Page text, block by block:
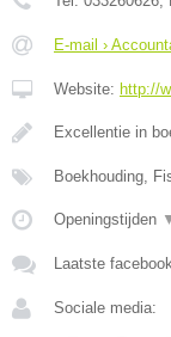
E-mail ›
Website: http://
Excellentie in
Boekhouding,
Openingstijden
Laatste
Sociale media: